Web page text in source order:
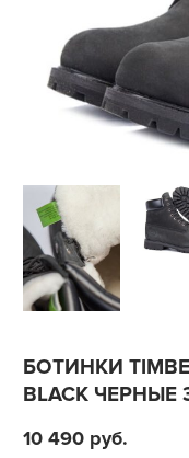
БОТИНКИ
BLACK ЧЕРНЫЕ
10 490 руб.